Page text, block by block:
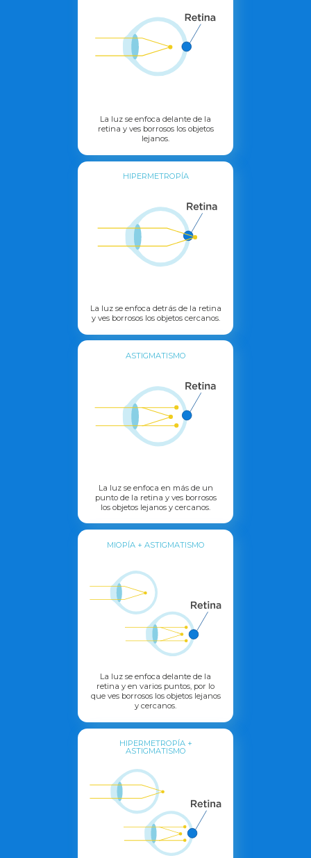
La luz se enfoca delante de la
retina y ves borrosos los objetos
lejanos.
HIPERMETROPÍA
La luz se enfoca detrás de la retina
y ves borrosos los objetos cercanos.
ASTIGMATISMO
La luz se enfoca en más de un
punto de la retina y ves borrosos
los objetos lejanos y cercanos.
MIOPÍA + ASTIGMATISMO
La luz se enfoca delante de la
retina y en varios puntos, por lo
que ves borrosos los objetos lejanos
y cercanos.
HIPERMETROPÍA +
ASTIGMATISMO